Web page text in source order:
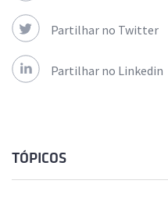
Partilhar no Twitter
Partilhar no Linkedin
TÓPICOS